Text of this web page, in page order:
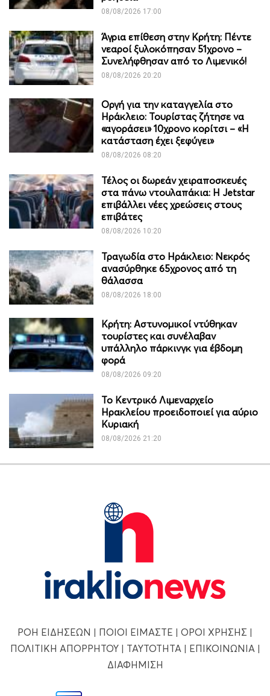
08/08/2026 17:00
Άγρια επίθεση στην Κρήτη: Πέντε
νεαροί ξυλοκόπησαν 51χρονο –
Συνελήφθησαν από το Λιμενικό!
08/08/2026 20:20
Οργή για την καταγγελία στο
Ηράκλειο: Τουρίστας ζήτησε να
«αγοράσει» 10χρονο κορίτσι – «Η
κατάσταση έχει ξεφύγει»
08/08/2026 08:20
Τέλος οι δωρεάν χειραποσκευές
στα πάνω ντουλαπάκια: Η Jetstar
επιβάλλει νέες χρεώσεις στους
επιβάτες
08/08/2026 10:20
Τραγωδία στο Ηράκλειο: Νεκρός
ανασύρθηκε 65χρονος από τη
θάλασσα
08/08/2026 18:00
Κρήτη: Αστυνομικοί ντύθηκαν
τουρίστες και συνέλαβαν
υπάλληλο πάρκινγκ για έβδομη
φορά
08/08/2026 09:20
Το Κεντρικό Λιμεναρχείο
Ηρακλείου προειδοποιεί για αύριο
Κυριακή
08/08/2026 21:20
ΡΟΗ ΕΙΔΗΣΕΩΝ | ΠΟΙΟΙ ΕΙΜΑΣΤΕ | ΟΡΟΙ ΧΡΗΣΗΣ |
ΠΟΛΙΤΙΚΗ ΑΠΟΡΡΗΤΟΥ| ΤΑΥΤΟΤΗΤΑ | ΕΠΙΚΟΙΝΩΝΙΑ |
ΔΙΑΦΗΜΙΣΗ